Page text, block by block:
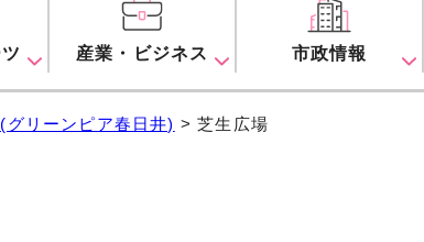
産業・ビジネス 市政情報
リーンピア春日井) > 芝生広場